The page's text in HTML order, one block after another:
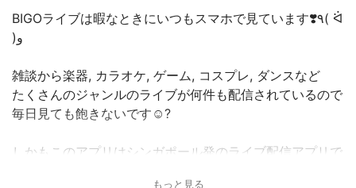
BIGOライブは暇なときにいつもスマホで見ています❣️٩( ᐛ
)و
雑談から楽器, カラオケ, ゲーム, コスプレ, ダンスなど
たくさんのジャンルのライブが何件も配信されているので
毎日見ても飽きないです☺️?
しかもこのアプリはシンガポール発のライブ配信アプリで
もっと見る